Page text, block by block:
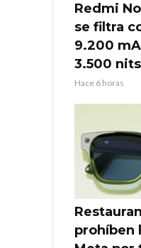
Redmi
se filtra
9.200
3.500 nits
Hace 6 horas
prohíben